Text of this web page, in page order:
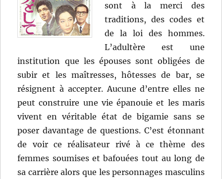
sont à la merci des
traditions, des codes et
de la loi des hommes.
L’adultère est une
institution que les épouses sont obligées de
subir et les maîtresses, hôtesses de bar, se
résignent à accepter. Aucune d’entre elles ne
peut construire une vie épanouie et les maris
vivent en véritable état de bigamie sans se
poser davantage de questions. C’est étonnant
de voir ce réalisateur rivé à ce thème des
femmes soumises et bafouées tout au long de
sa carrière alors que les personnages masculins